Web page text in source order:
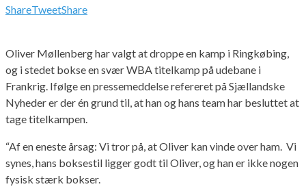
ShareTweetShare
Oliver Møllenberg har valgt at droppe en kamp i Ringkøbing,
og i stedet bokse en svær WBA titelkamp på udebane i
Frankrig. Ifølge en pressemeddelse refereret på Sjællandske
Nyheder er der én grund til, at han og hans team har besluttet at
tage titelkampen.
“Af en eneste årsag: Vi tror på, at Oliver kan vinde over ham. Vi
synes, hans boksestil ligger godt til Oliver, og han er ikke nogen
fysisk stærk bokser.